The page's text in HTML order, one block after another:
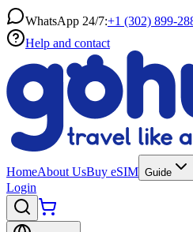
WhatsApp 24/7:+1 (302) 899-
Help and contact
HomeAbout UsBuy eSIM Guide
Login